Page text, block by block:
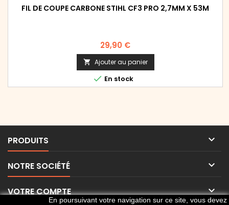
FIL DE COUPE CARBONE STIHL CF3 PRO 2,7MM X 53M
Prix
29,90 €
 Ajouter au panier
 En stock
PRODUITS 
NOTRE SOCIÉTÉ 
VOTRE COMPTE 
En poursuivant votre navigation sur ce site, vous devez